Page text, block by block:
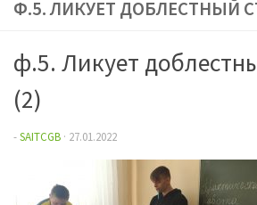
Ф.5. ЛИКУЕТ ДОБЛЕСТНЫЙ
ф.5. Ликует
(2)
-SAITCGB · 27.01.2022